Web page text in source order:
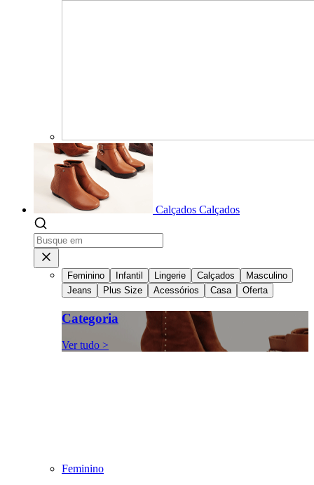
Calçados Calçados
Feminino Infantil Lingerie Calçados
Masculino
Jeans
Plus Size Acessórios Casa Oferta
Categoria
Ver tudo >
Feminino